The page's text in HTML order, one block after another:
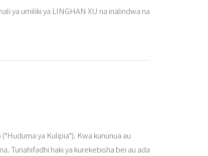
ya umiliki ya LINGHAN XU na inalindwa na
ya Kulipia"). Kwa kununua au
Tunahifadhi haki ya kurekebisha bei au ada